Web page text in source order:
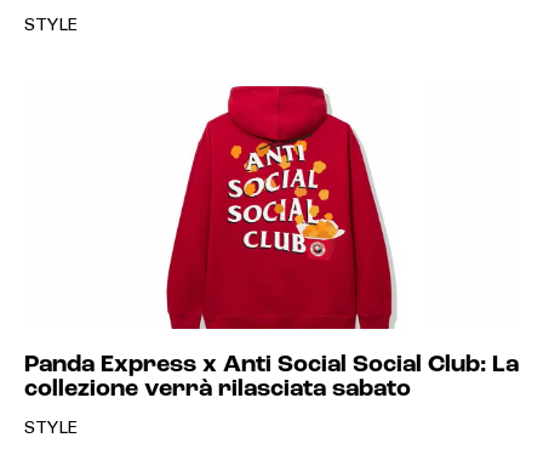
STYLE
Panda Express x Anti Social Social Club: La
collezione verrà rilasciata sabato
STYLE